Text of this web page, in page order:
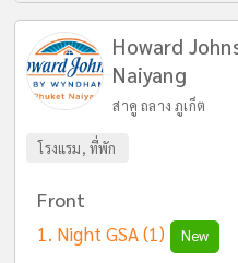
Howard
Naiyang
สาคู ถลาง ภูเก็ต
โรงแรม, ที่พัก
Front
Night GSA(1) New